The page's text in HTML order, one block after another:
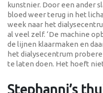
kunstnier. Door een ander
bloed weer terug in het
week naar het
al veel zelf. ‘De machine
de lijnen klaarmaken en
het dialysecentrum
te laten doen. Het hoeft
Stephanni’s